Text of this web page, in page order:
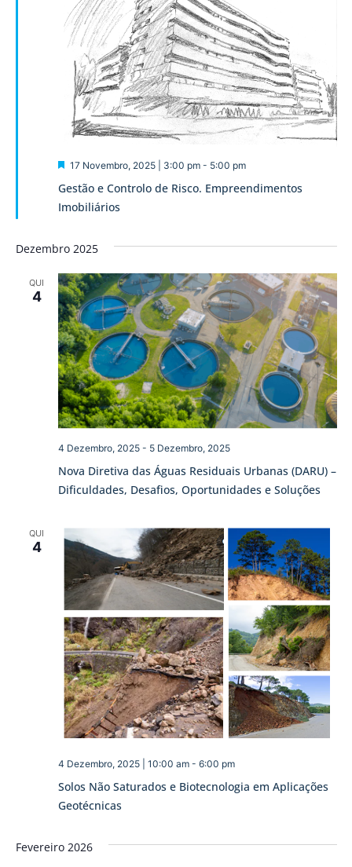
Gestão e Controlo de Risco. Empreendimentos
Imobiliários
Destaque
17 Novembro, 2025 | 3:00 pm- 5:00 pm
Dezembro 2025
QUI
4
Nova Diretiva das Águas Residuais Urbanas (DARU) –
Dificuldades, Desafios, Oportunidades e Soluções
4 Dezembro, 2025- 5 Dezembro, 2025
QUI
4
Solos Não Saturados e Biotecnologia em Aplicações
Geotécnicas
4 Dezembro, 2025 | 10:00 am- 6:00 pm
Fevereiro 2026